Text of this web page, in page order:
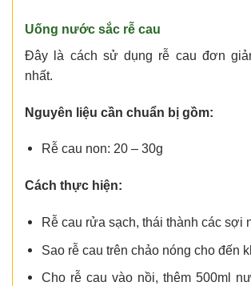
Uống nước sắc rễ cau
Đây là cách sử dụng rễ cau đơn
nhất.
Nguyên liệu cần chuẩn bị gồm:
Rễ cau non: 20 – 30g
Cách thực hiện:
Rễ cau rửa sạch, thái thành các sợi
Sao rễ cau trên chảo nóng cho đến
Cho rễ cau vào nồi, thêm 500ml